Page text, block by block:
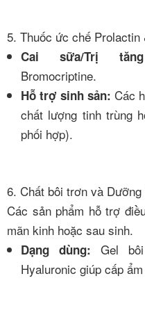
5. Thuốc ức chế Prolactin
Cai sữa/Trị
Bromocriptine.
Hỗ trợ sinh sản: Các
chất lượng tinh trùng
phối hợp).
6. Chất bôi trơn và Dưỡng
Các sản phẩm hỗ trợ
mãn kinh hoặc sau sinh.
Dạng dùng:
Gel
Hyaluronic giúp cấp